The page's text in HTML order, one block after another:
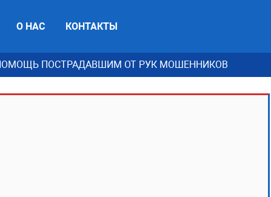
О НАС КОНТАКТЫ
ПОСТРАДАВШИМ ОТ РУК МОШЕННИКОВ